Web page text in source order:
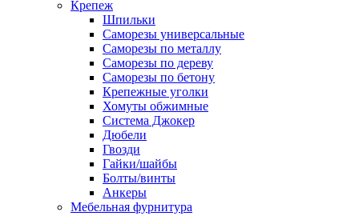
Крепеж
Шпильки
Саморезы универсальные
Саморезы по металлу
Саморезы по дереву
Саморезы по бетону
Крепежные уголки
Хомуты обжимные
Система Джокер
Дюбели
Гвозди
Гайки/шайбы
Болты/винты
Анкеры
Мебельная фурнитура